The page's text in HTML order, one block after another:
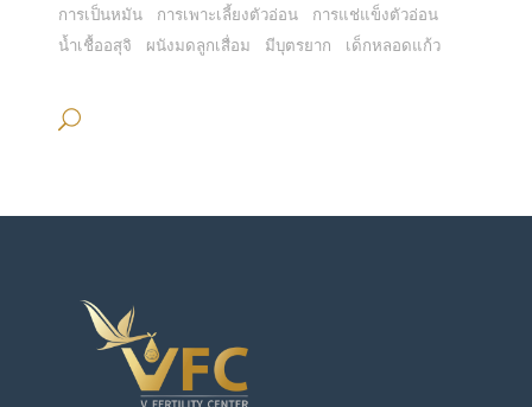
การเป็นหมัน
การเพาะเลี้ยงตัวอ่อน
การแช่แข็งตัวอ่อน
น้ำเชื้ออสุจิ
ผนังมดลูกเสื่อม มีบุตรยาก เด็กหลอดแก้ว